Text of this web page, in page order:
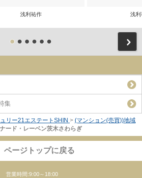
浅利祐作 浅利
集
リー21エステートSHIN > (マンション(売買))地域
ード・レーベン茨木さわらぎ
ページトップに戻る
営業時間:9:00～18:00